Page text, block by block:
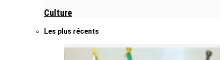
Culture
Les plus récents